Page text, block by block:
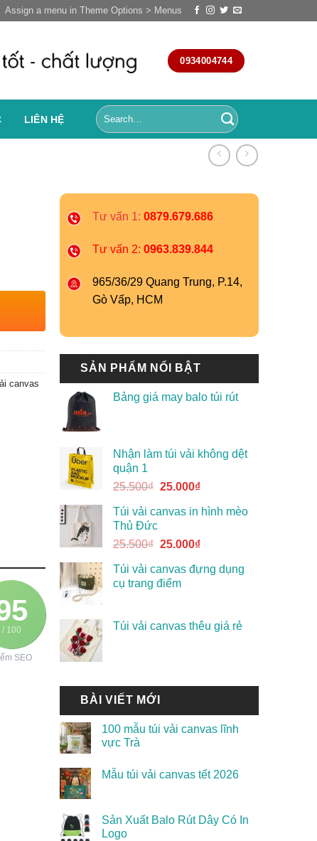
Assign a menu in Theme Options > Menus
0934004744
LIÊN HỆ
Tư vấn 1: 0879.679.686
Tư vấn 2: 0963.839.844
965/36/29 Quang Trung, P.14,
Gò Vấp, HCM
SẢN PHẨM NỔI BẬT
Bảng giá may balo túi rút
Nhận làm túi vải không dệt
quận 1
25.500₫ 25.000₫
Túi vải canvas in hình mèo
Thủ Đức
25.500₫ 25.000₫
Túi vải canvas đựng dụng
cụ trang điểm
Túi vải canvas thêu giá rẻ
BÀI VIẾT MỚI
100 mẫu túi vải canvas lĩnh
vực Trà
Mẫu túi vải canvas tết 2026
Sản Xuất Balo Rút Dây Có In
Logo
canvas
/ 100
SEO